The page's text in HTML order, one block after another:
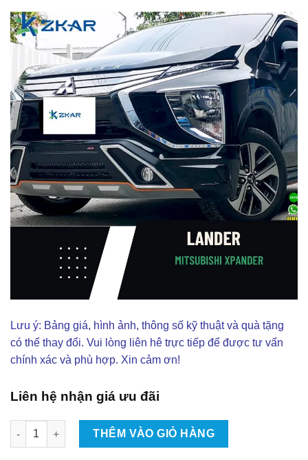
Lưu ý: Bảng giá, hình ảnh, thông số kỹ thuật và quà tặng
có thể thay đổi. Vui lòng liên hê trực tiếp để được tư vấn
chính xác và phù hợp. Xin cảm ơn!
Liên hệ nhận giá ưu đãi
Độ Body Kit Lander Cho Mitsubishi Xpander 2017-2021 Tại
THÊM VÀO GIỎ HÀNG